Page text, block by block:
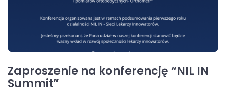
Zaproszenie na konferencję “NIL IN
Summit”